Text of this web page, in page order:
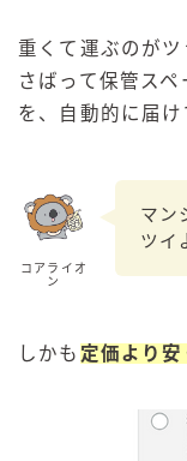
重くて運ぶのが
さばって保管ス
を、自動的に届け
コアライオ
ン
マン
ツイ
しかも 定価より安